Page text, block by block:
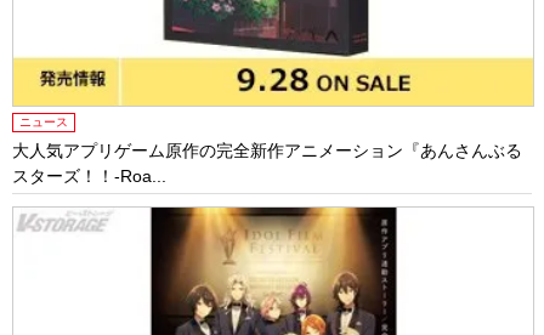
ニュース
大人気アプリゲーム原作の完全新作アニメーション『あんさんぶる
スターズ！！-Roa...